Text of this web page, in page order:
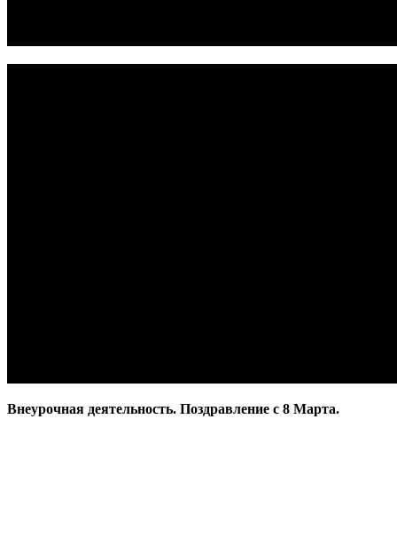
Внеурочная деятельность. Поздравление с 8 Марта.